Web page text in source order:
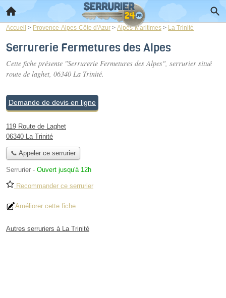
Accueil > Provence-Alpes-Côte d'Azur > Alpes-Maritimes > La Trinité
Serrurerie Fermetures des Alpes
Cette fiche présente "Serrurerie Fermetures des Alpes", serrurier situé
route de laghet, 06340 La Trinité.
Demande de devis en ligne
119 Route de Laghet
06340 La Trinité
📞 Appeler ce serrurier
Serrurier - Ouvert jusqu'à 12h
Recommander ce serrurier
Améliorer cette fiche
Autres serruriers à La Trinité